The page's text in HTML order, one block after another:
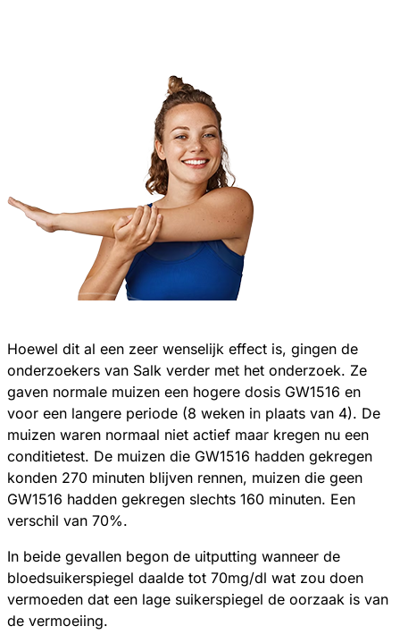
Hoewel dit al een zeer wenselijk effect is, gingen de
onderzoekers van Salk verder met het onderzoek. Ze
gaven normale muizen een hogere dosis GW1516 en
voor een langere periode (8 weken in plaats van 4). De
muizen waren normaal niet actief maar kregen nu een
conditietest. De muizen die GW1516 hadden gekregen
konden 270 minuten blijven rennen, muizen die geen
GW1516 hadden gekregen slechts 160 minuten. Een
verschil van 70%.
In beide gevallen begon de uitputting wanneer de
bloedsuikerspiegel daalde tot 70mg/dl wat zou doen
vermoeden dat een lage suikerspiegel de oorzaak is van
de vermoeiing.